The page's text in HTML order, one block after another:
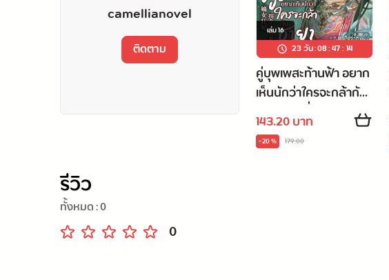
camellianovel
ติดตาม
เล่ม16
23 วัน:08:47:13
คู่บุพเพสะท้านฟ้า อยาก
เห็นนักว่าใครจะกล้ากับ
ชายาผู้บ้าบิ่น เล่ม 16
143.20 บาท
-20 % 179.00
รีวิว
ทั้งหมด :0
0